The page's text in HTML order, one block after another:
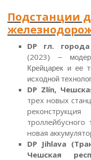
Подстанции
DP гл.
(2023)
–
Крейцарек и ее
исходной
DP Zlín,
трех новых
троллейбусного
новая
DP Jihlava
Чешская